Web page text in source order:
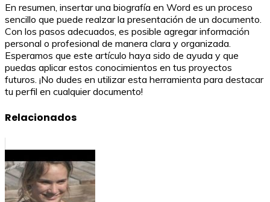
En resumen, insertar una biografía en Word es un proceso
sencillo que puede realzar la presentación de un documento.
Con los pasos adecuados, es posible agregar información
personal o profesional de manera clara y organizada.
Esperamos que este artículo haya sido de ayuda y que
puedas aplicar estos conocimientos en tus proyectos
futuros. ¡No dudes en utilizar esta herramienta para destacar
tu perfil en cualquier documento!
Relacionados